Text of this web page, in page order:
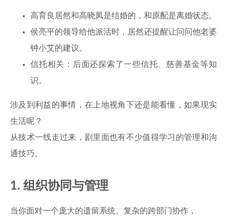
高育良居然和高晓凤是结婚的，和原配是离婚状态。
侯亮平的领导给他派活时，居然还提醒让问问他老婆
钟小艾的建议。
信托相关：后面还探索了一些信托、慈善基金等知
识。
涉及到利益的事情，在上地视角下还是能看懂，如果现实
生活呢？
从技术一线走过来，剧里面也有不少值得学习的管理和沟
通技巧。
1. 组织协同与管理
当你面对一个庞大的遗留系统、复杂的跨部门协作，